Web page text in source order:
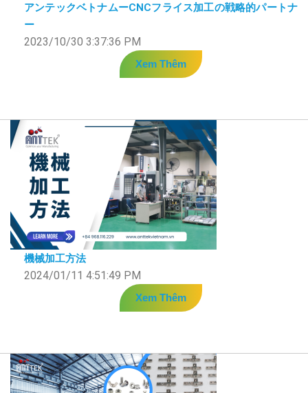
アンテックベトナムーCNCフライス加工の戦略的パートナ
ー
2023/10/30 3:37:36 PM
Xem Thêm
機械加工方法
2024/01/11 4:51:49 PM
Xem Thêm